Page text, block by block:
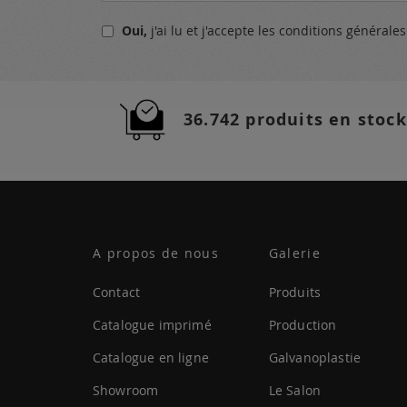
lettreOui, j'ai lu et j'accepte les conditions générales
36.742 produits en stock
A propos de nous
Contact
Catalogue imprimé
Catalogue en ligne
Showroom
Galerie
Produits
Production
Galvanoplastie
Le Salon